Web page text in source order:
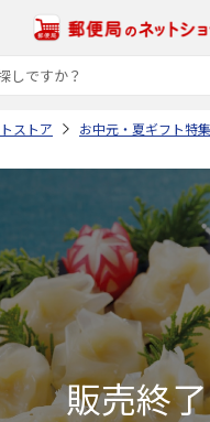
ストア お中元・夏ギフト特